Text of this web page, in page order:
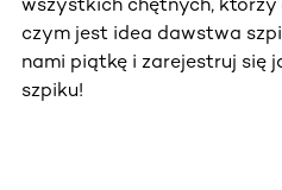
czym jest idea dawstwa
nami piątkę i zarejestruj się
szpiku!